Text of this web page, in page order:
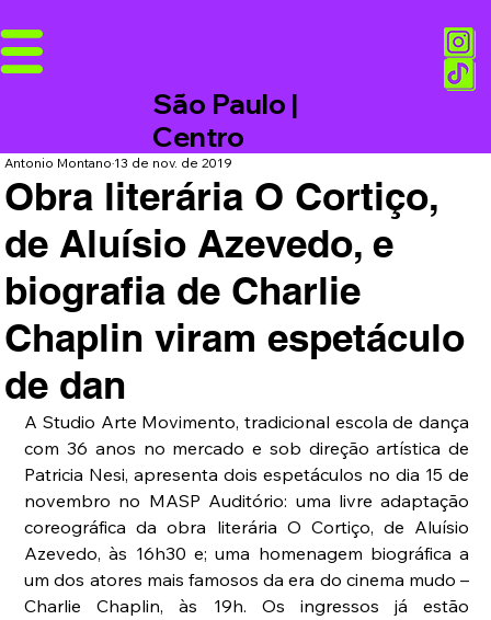
São Paulo |
Centro
Obra literária O Cortiço,
de Aluísio Azevedo, e
biografia de Charlie
Chaplin viram espetáculo
de dan
Antonio Montano13 de nov. de 2019
A Studio Arte Movimento, tradicional escola de dança
com 36 anos no mercado e sob direção artística de
Patricia Nesi, apresenta dois espetáculos no dia 15 de
novembro no MASP Auditório: uma livre adaptação
coreográfica da obra literária O Cortiço, de Aluísio
Azevedo, às 16h30 e; uma homenagem biográfica a
um dos atores mais famosos da era do cinema mudo –
Charlie Chaplin, às 19h. Os ingressos já estão